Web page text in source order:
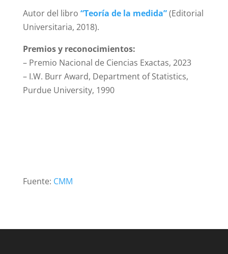
Autor del libro “Teoría de la medida”(Editorial
Universitaria, 2018).
Premios y reconocimientos:
– Premio Nacional de Ciencias Exactas, 2023
– I.W. Burr Award, Department of Statistics,
Purdue University, 1990
Fuente: CMM